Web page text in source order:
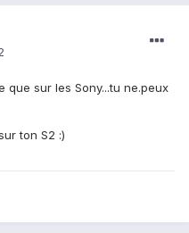
sur les Sony...tu ne.peux
ton S2 :)